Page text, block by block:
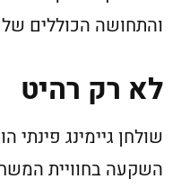
והתחושה הכוללים
לא רק רהיט
שולחן גיימינג
השקעה בחוויית